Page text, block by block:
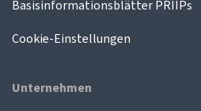
Basisinformationsblätter PRIIPs
Cookie-Einstellungen
Unternehmen